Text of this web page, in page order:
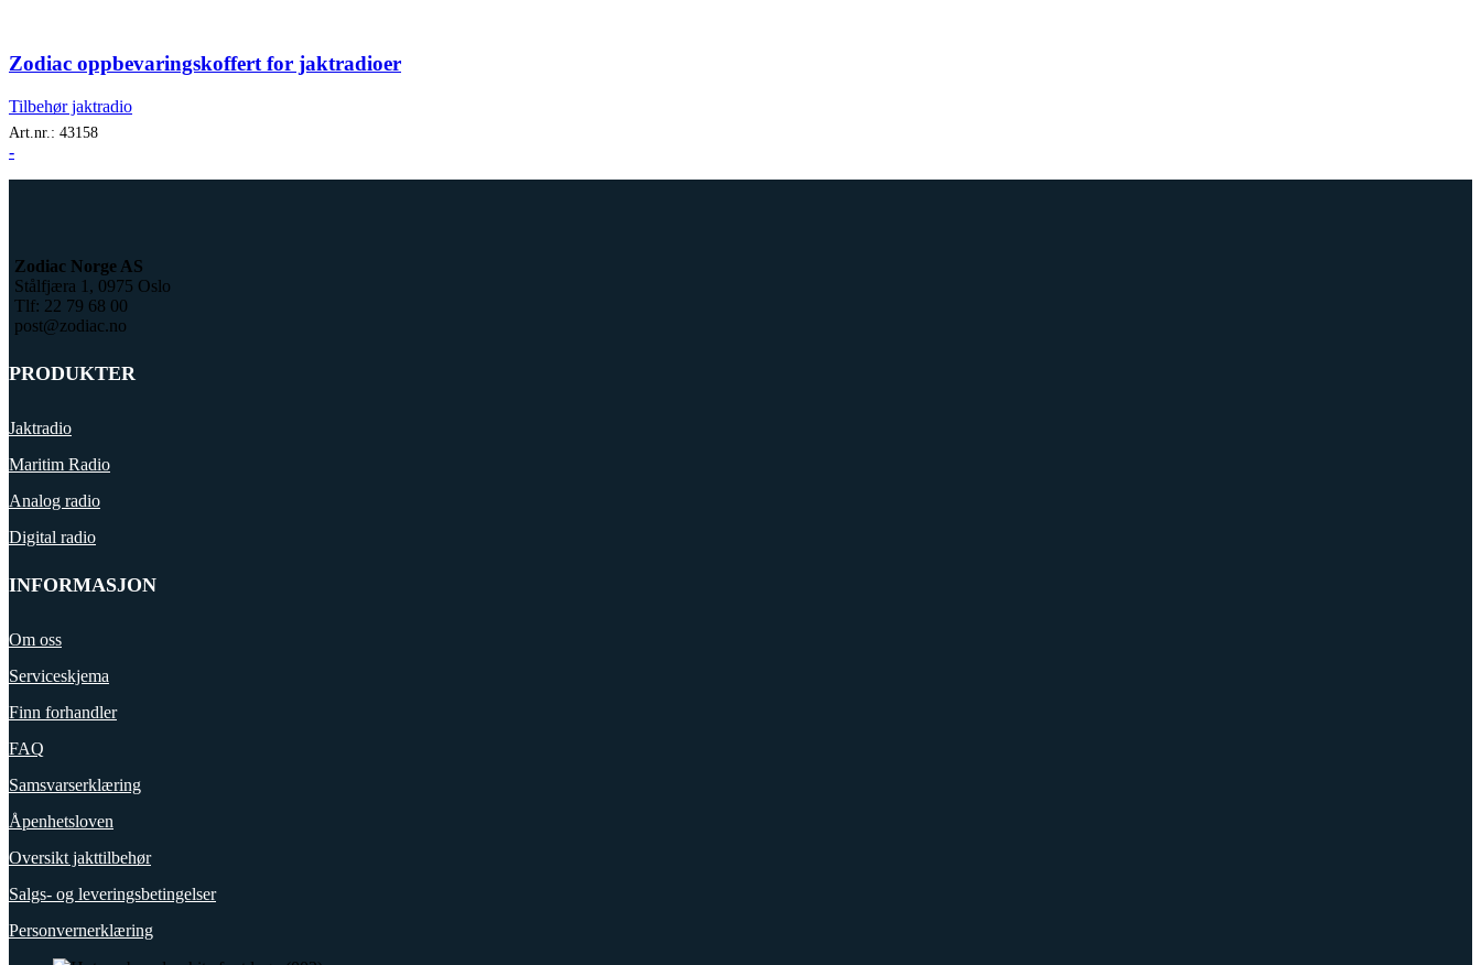
Zodiac oppbevaringskoffert for jaktradioer
Tilbehør jaktradio
Art.nr.: 43158
-
Zodiac Norge AS
Stålfjæra 1, 0975 Oslo
Tlf: 22 79 68 00
post@zodiac.no
PRODUKTER
Jaktradio
Maritim Radio
Analog radio
Digital radio
INFORMASJON
Om oss
Serviceskjema
Finn forhandler
FAQ
Samsvarserklæring
Åpenhetsloven
Oversikt jakttilbehør
Salgs- og leveringsbetingelser
Personvernerklæring